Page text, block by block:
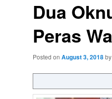
Dua
Peras
Posted on August 3, 2018by